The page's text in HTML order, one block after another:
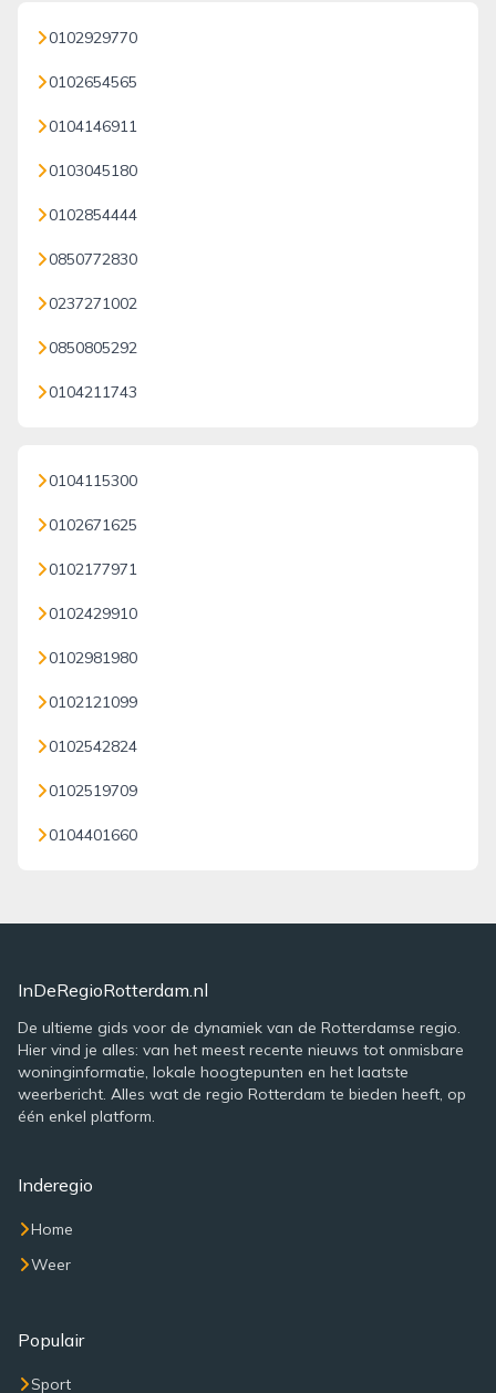
0102929770
0102654565
0104146911
0103045180
0102854444
0850772830
0237271002
0850805292
0104211743
0104115300
0102671625
0102177971
0102429910
0102981980
0102121099
0102542824
0102519709
0104401660
InDeRegioRotterdam.nl
De ultieme gids voor de dynamiek van de Rotterdamse regio.
Hier vind je alles: van het meest recente nieuws tot onmisbare
woninginformatie, lokale hoogtepunten en het laatste
weerbericht. Alles wat de regio Rotterdam te bieden heeft, op
één enkel platform.
Inderegio
Home
Weer
Populair
Sport